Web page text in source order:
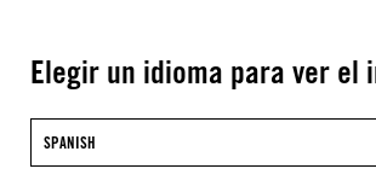
Elegir un idioma para ver el
SPANISH